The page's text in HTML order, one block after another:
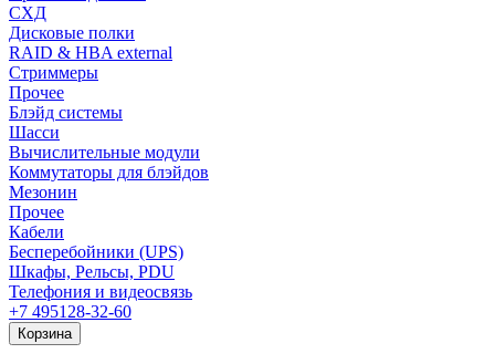
СХД
Дисковые полки
RAID & HBA external
Стриммеры
Прочее
Блэйд системы
Шасси
Вычислительные модули
Коммутаторы для блэйдов
Мезонин
Прочее
Кабели
Бесперебойники (UPS)
Шкафы, Рельсы, PDU
Телефония и видеосвязь
+7 495128-32-60
Корзина